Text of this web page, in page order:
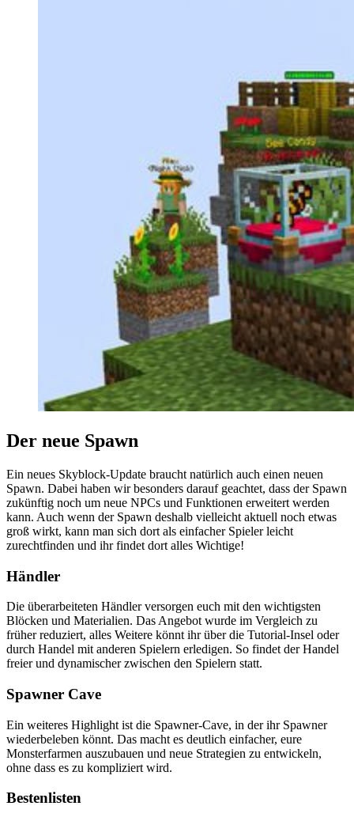
Der neue Spawn
Ein neues Skyblock-Update braucht natürlich auch einen neuen
Spawn. Dabei haben wir besonders darauf geachtet, dass der Spawn
zukünftig noch um neue NPCs und Funktionen erweitert werden
kann. Auch wenn der Spawn deshalb vielleicht aktuell noch etwas
groß wirkt, kann man sich dort als einfacher Spieler leicht
zurechtfinden und ihr findet dort alles Wichtige!
Händler
Die überarbeiteten Händler versorgen euch mit den wichtigsten
Blöcken und Materialien. Das Angebot wurde im Vergleich zu
früher reduziert, alles Weitere könnt ihr über die Tutorial-Insel oder
durch Handel mit anderen Spielern erledigen. So findet der Handel
freier und dynamischer zwischen den Spielern statt.
Spawner Cave
Ein weiteres Highlight ist die Spawner-Cave, in der ihr Spawner
wiederbeleben könnt. Das macht es deutlich einfacher, eure
Monsterfarmen auszubauen und neue Strategien zu entwickeln,
ohne dass es zu kompliziert wird.
Bestenlisten